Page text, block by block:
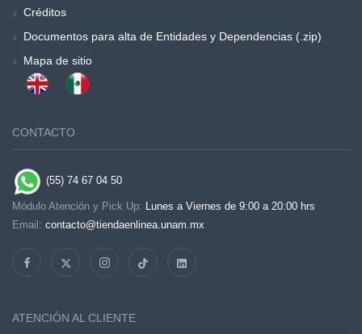
Créditos
Documentos para alta de Entidades y Dependencias (.zip)
Mapa de sitio
CONTACTO
(55) 74 67 04 50
Módulo Atención y Pick Up: Lunes a Viernes de 9:00 a 20:00 hrs
Email: contacto@tiendaenlinea.unam.mx
ATENCIÓN AL CLIENTE